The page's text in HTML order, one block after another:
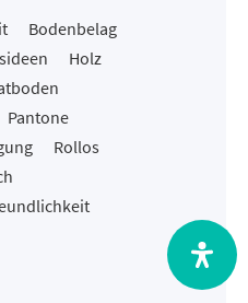
Bodenbelag
Holz
Pantone
Rollos